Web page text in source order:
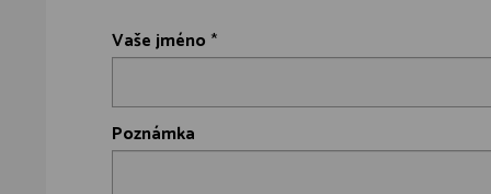
Vaše jméno *
Poznámka